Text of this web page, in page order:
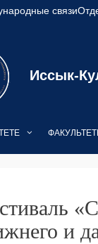
связи
Иссык-
и